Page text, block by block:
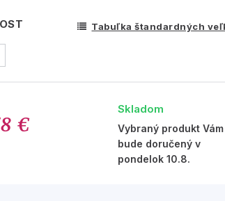
Tabuľka štandardných
€
Skladom
Vybraný produkt Vám
bude doručený v
pondelok 10.8.